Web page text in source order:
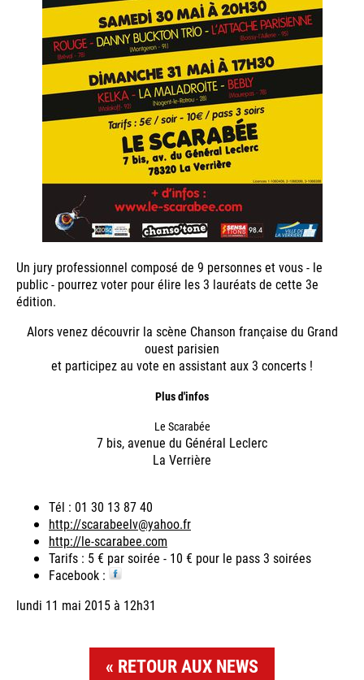
Un jury professionnel composé de 9 personnes et vous - le
public - pourrez voter pour élire les 3 lauréats de cette 3e
édition.
Alors venez découvrir la scène Chanson française du Grand
ouest parisien
et participez au vote en assistant aux 3 concerts !
Plus d'infos
Le Scarabée
7 bis, avenue du Général Leclerc
La Verrière
Tél : 01 30 13 87 40
http://scarabeelv@yahoo.fr
http://le-scarabee.com
Tarifs : 5 € par soirée - 10 € pour le pass 3 soirées
Facebook :
lundi 11 mai 2015 à 12h31
RETOUR AUX NEWS